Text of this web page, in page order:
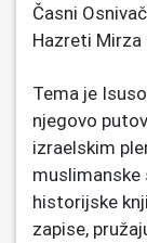
Časni
Hazreti Mirza
Tema je
njegovo
izraelskim
muslimanske
historijske
zapise,